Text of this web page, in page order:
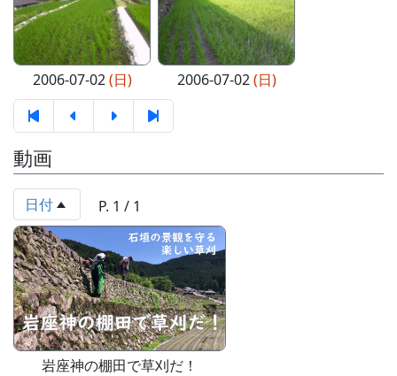
2006-07-02(日) 2006-07-02(日)
動画
日付 P. 1 / 1
岩座神の棚田で草刈だ！